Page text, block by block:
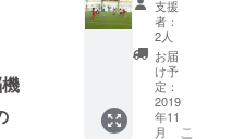
さい
ね。
トで
す。文
化祭で
は社長
の森剛
士先生
による
のサン
キュー
レター
と開催
報告
「養護
施設で
支援
者：
2人
お届
け予
定：
2019
年11
月
こ